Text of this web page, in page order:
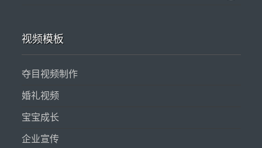
视频模板
夺目视频制作
婚礼视频
宝宝成长
企业宣传